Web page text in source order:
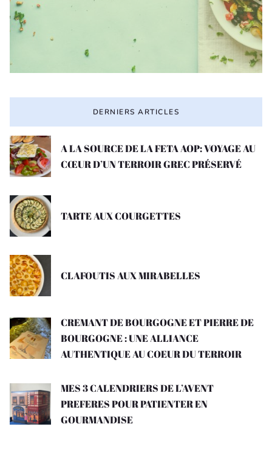
DERNIERS ARTICLES
A LA SOURCE DE LA FETA AOP: VOYAGE AU
CŒUR D’UN TERROIR GREC PRÉSERVÉ
TARTE AUX COURGETTES
CLAFOUTIS AUX MIRABELLES
CREMANT DE BOURGOGNE ET PIERRE DE
BOURGOGNE : UNE ALLIANCE
AUTHENTIQUE AU COEUR DU TERROIR
MES 3 CALENDRIERS DE L’AVENT
PREFERES POUR PATIENTER EN
GOURMANDISE